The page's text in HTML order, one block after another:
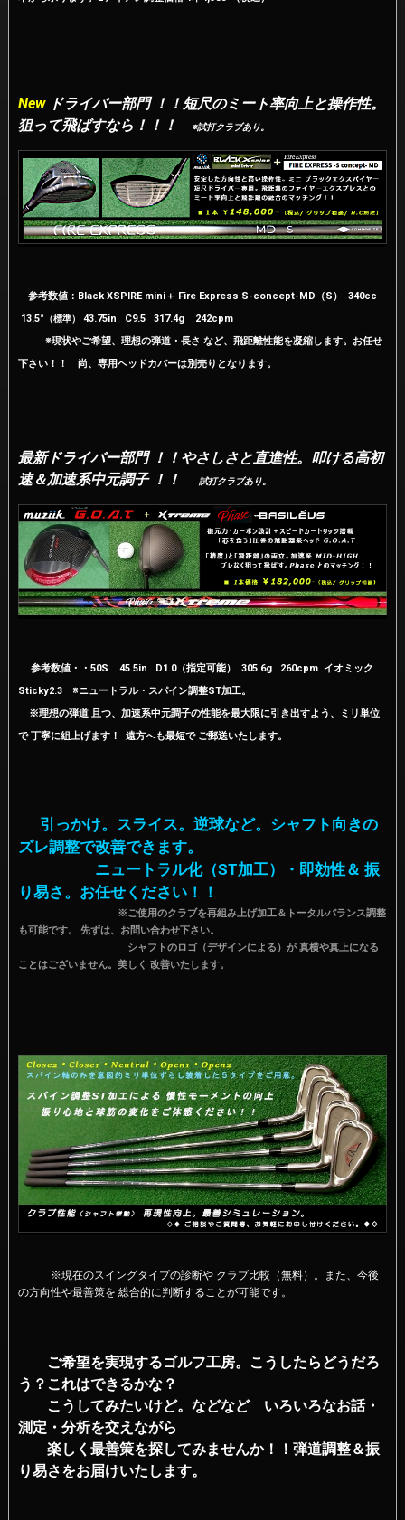
Newドライバー部門 ！！短尺のミート率向上と操作性。
狙って飛ばすなら！！！
※試打クラブあり。
参考数値：Black XSPIRE mini＋ Fire Express S-concept-MD（S） 340cc
13.5° （標準）
43.75in C9.5 317.4g 242cpm
※現状やご希望、理想の弾道・長さ など、飛距離性能を凝縮します。お任せ
下さい！！ 尚、専用ヘッドカバーは別売りとなります。
最新ドライバー部門 ！！やさしさと直進性。叩ける高初
速＆加速系中元調子 ！！
試打クラブあり。
参考数値 ・・50S 45.5in D1.0（指定可能） 305.6g 260cpm イオミック
Sticky2.3 ※ニュートラル・スパイン調整ST加工。
※理想の弾道 且つ、加速系中元調子の性能を最大限に引き出すよう、ミリ単位
で 丁寧に組上げます！ 遠方へも最短で ご郵送いたします。
引っかけ。スライス。逆球など。シャフト向きの
ズレ調整で改善できます。
ニュートラル化（ST加工）・即効性＆ 振
り易さ。お任せください！！
※ご使用のクラブを再組み上げ加工＆トータルバランス調整
も可能です。 先ずは、お問い合わせ下さい。
シャフトのロゴ（デザインによる）が 真横や真上になる
ことはございません。美しく 改善いたします。
※現在のスイングタイプの診断や クラブ比較（無料）。また、今後
の方向性や最善策を 総合的に判断することが可能です。
ご希望を実現するゴルフ工房。こうしたらどうだろ
う？これはできるかな？
こうしてみたいけど。などなど いろいろなお話・
測定・分析を交えながら
楽しく最善策を探してみませんか！！ 弾道調整＆振
り易さをお届けいたします。